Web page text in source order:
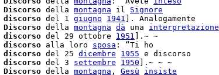
Discorso della montagna il Signore
discorso del 1 giugno 1941 ]. Analogamente
Discorso della montagna dà una interpretazione
discorso del 29 ottobre 1951 ].~ ~
discorso alla loro sposa : “Ti ho
discorso del 25 dicembre 1955
discorso del 3 settembre 1950 ].~ ~ ~
Discorso della montagna , Gesù insiste